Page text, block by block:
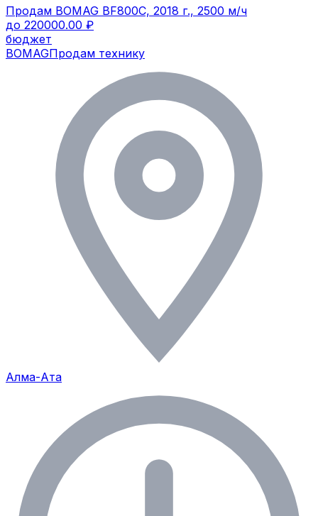
Продам BOMAG BF800C, 2018 г., 2500 м/ч
до 220000.00 ₽
бюджет
BOMAGПродам технику
Алма-Ата